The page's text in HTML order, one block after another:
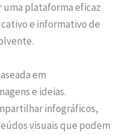
plataforma eficaz
e informativo de
em
e ideias.
infográficos,
visuais que podem